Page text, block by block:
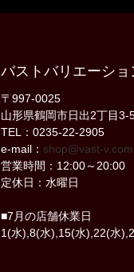
バストバリエーショ
〒997-0025
山形県鶴岡市日出2丁目3-
TEL：0235-22-2905
e-mail： shop@vast-v.com
営業時間：12:00～20:00
定休日：水曜日
■7月の店舗休業日
1(水),8(水),15(水),22(水